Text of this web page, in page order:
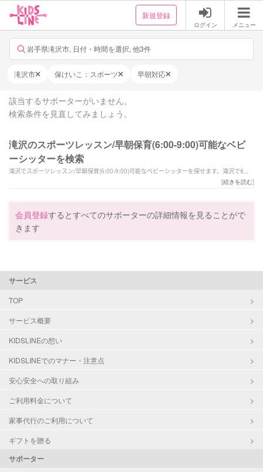
新規登録
ログイン メニュー
岩手県滝沢市, 日付・時間を選択, 他3件
滝沢市 保けいこ：スポーツ 早朝対応
該当するサポーターがいません。
検索条件を見直してみましょう。
滝沢のスポーツレッスン/早朝保育(6:00-9:00)可能なベビ
ーシッターを検索
滝沢でスポーツレッスン/早朝保育(6:00-9:00)可能なベビーシッターを探せます。滝沢で様々
なスキルを持ったサポーターの中から、ご予算や依頼内容に合わせて選んでいただけます。
[続きを読む]
会員登録するとすべてのサポーターの詳細情報を見ることがで
きます
サービス
TOP
サービス概要
KIDSLINEの想い
KIDSLINEでのマナー・注意点
安心安全への取り組み
ご利用料金について
家事代行のご利用について
ギフトを贈る
サポーター